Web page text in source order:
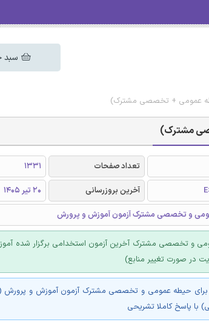
سبد
عمومی + تخصصی مشترک)
مشترک)
تعداد صفحات
1331
آخرین بروزرسانی
20 تیر 1405
و تخصصی مشترک آزمون آموزش و پرورش
و تخصصی مشترک آخرین آزمون استخدامی برگزار شده
حیطه عمومی و تخصصی مشترک آزمون آموزش و پرورش
با پاسخ کاملا تشریحی